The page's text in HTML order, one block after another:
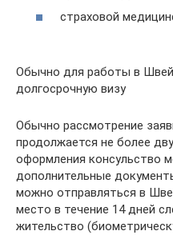
страховой
Обычно для работы в
долгосрочную визу
Обычно рассмотрение
продолжается не более
оформления консульство
дополнительные
можно отправляться в
место в течение 14 дней
жительство